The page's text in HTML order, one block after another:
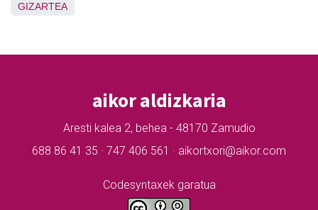
GIZARTEA
aikor aldizkaria
Aresti kalea 2, behea - 48170 Zamudio
688 86 41 35 · 747 406 561 · aikortxori@aikor.com
Codesyntaxek garatua